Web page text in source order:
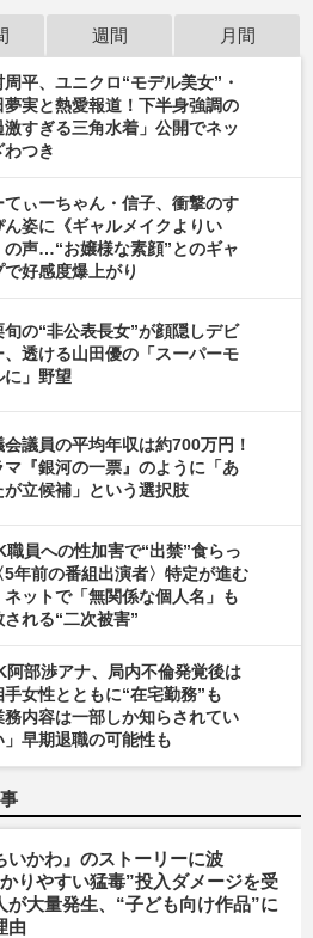
週間 月間
周平、ユニクロ“モデル美女”・
夢実と熱愛報道！下半身強調の
激すぎる三角水着」公開でネッ
わつき
てぃーちゃん・信子、衝撃のす
ん姿に《ギャルメイクよりい
の声…“お嬢様な素顔”とのギャ
で好感度爆上がり
旬の“非公表長女”が顔隠しデビ
、透ける山田優の「スーパーモ
に」野望
会議員の平均年収は約700万円！
マ『銀河の一票』のように「あ
が立候補」という選択肢
職員への性加害で“出禁”食らっ
5年前の番組出演者〉特定が進む
ネットで「無関係な個人名」も
される“二次被害”
阿部渉アナ、局内不倫発覚後は
手女性とともに“在宅勤務”も
務内容は一部しか知らされてい
」早期退職の可能性も
いかわ』のストーリーに波
りやすい猛毒”投入ダメージを受
が大量発生、“子ども向け作品”に
由